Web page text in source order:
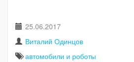
25.06.2017
Виталий Одинцов
автомобили и роботы